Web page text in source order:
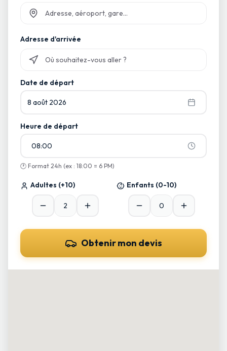
Adresse d'arrivée
Date de départ
8 août 2026
Heure de départ
08:00
🕐 Format 24h (ex : 18:00 = 6 PM)
Adultes (+10) Enfants (0-10)
Obtenir mon devis